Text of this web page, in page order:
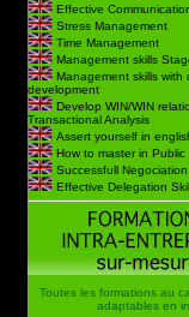
Effective
Stress Management
Time Management
Management skills
Management skills with
development
Develop WIN/WIN
Transactional Analysis
Assert yourself in
How to master in Public
Successfull Negociation
Effective Delegation
Toutes les formations au
adaptables en